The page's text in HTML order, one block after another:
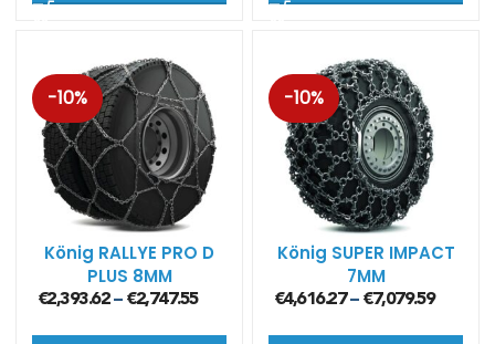
-10%
König RALLYE PRO D
PLUS 8MM
€2,393.62– €2,747.55
-10%
König SUPER IMPACT
7MM
€4,616.27– €7,079.59